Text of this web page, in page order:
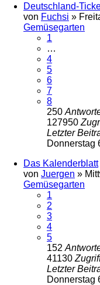
Deutschland-
von Fuchsi »
Gemüsegarten
1
…
4
5
6
7
8
250
127950
Letzter
Donnerstag
Das Kalenderblatt
von Juergen »
Gemüsegarten
1
2
3
4
5
152
41130
Letzter
Donnerstag